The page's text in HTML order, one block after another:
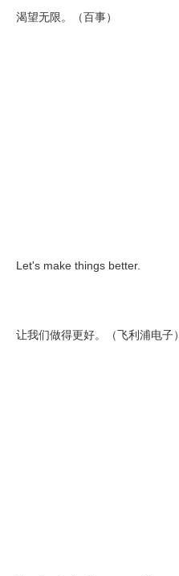
渴望无限。（百事）
Let's make things better.
让我们做得更好。（飞利浦电子）